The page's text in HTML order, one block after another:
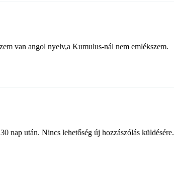
van angol nyelv,a Kumulus-nál nem emlékszem.
nap után. Nincs lehetőség új hozzászólás küldésére.